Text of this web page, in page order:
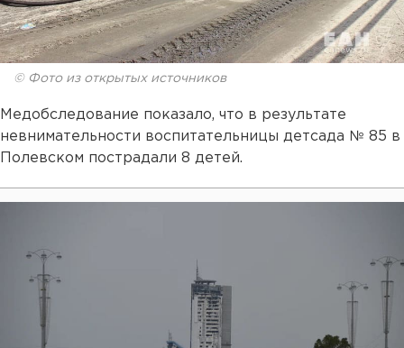
© Фото из открытых источников
Медобследование показало, что в результате
невнимательности воспитательницы детсада № 85 в
Полевском пострадали 8 детей.